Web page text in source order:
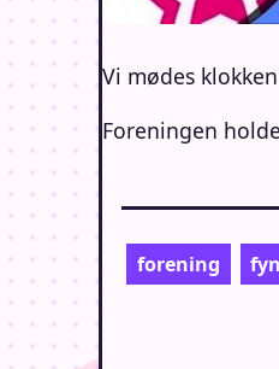
Vi mødes
Foreningen
forening fyn